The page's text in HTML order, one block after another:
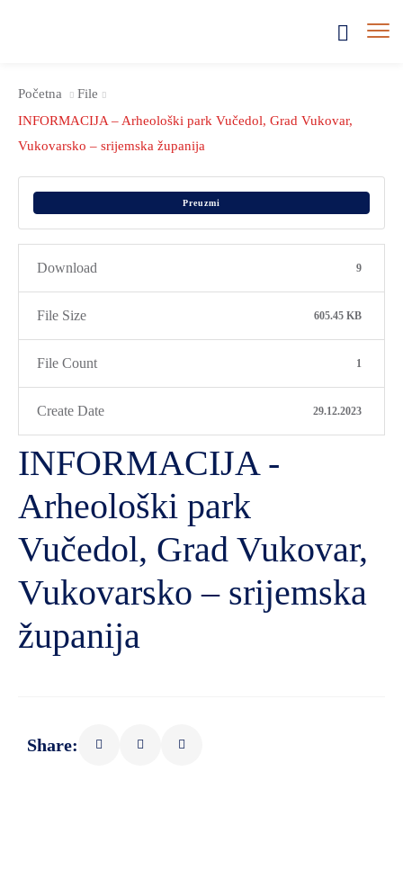
Početna
File
INFORMACIJA – Arheološki park Vučedol, Grad Vukovar,
Vukovarsko – srijemska županija
Preuzmi
Download 9
File Size 605.45 KB
File Count 1
Create Date 29.12.2023
INFORMACIJA -
Arheološki park
Vučedol, Grad Vukovar,
Vukovarsko – srijemska
županija
Share: